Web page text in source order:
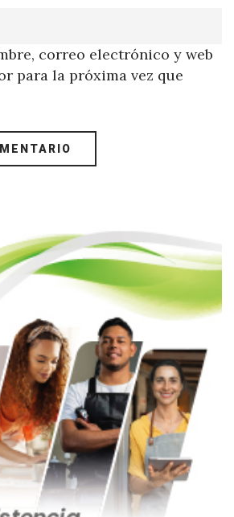
correo electrónico y web
para la próxima vez que